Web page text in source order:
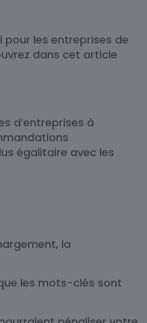
les entreprises de
dans cet article
d’entreprises à
égalitaire avec les
la
les mots-clés sont